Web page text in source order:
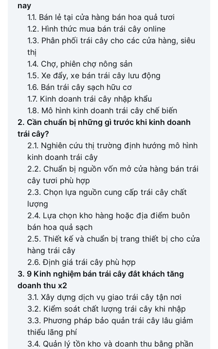
nay
1.1. Bán lẻ tại cửa hàng bán hoa quả tươi
1.2. Hình thức mua bán trái cây online
1.3. Phân phối trái cây cho các cửa hàng, siêu
thị
1.4. Chợ, phiên chợ nông sản
1.5. Xe đẩy, xe bán trái cây lưu động
1.6. Bán trái cây sạch hữu cơ
1.7. Kinh doanh trái cây nhập khẩu
1.8. Mô hình kinh doanh trái cây chế biến
2. Cần chuẩn bị những gì trước khi kinh doanh
trái cây?
2.1. Nghiên cứu thị trường định hướng mô hình
kinh doanh trái cây
2.2. Chuẩn bị nguồn vốn mở cửa hàng bán trái
cây tươi phù hợp
2.3. Chọn lựa nguồn cung cấp trái cây chất
lượng
2.4. Lựa chọn kho hàng hoặc địa điểm buôn
bán hoa quả sạch
2.5. Thiết kế và chuẩn bị trang thiết bị cho cửa
hàng trái cây
2.6. Định giá trái cây phù hợp
3. 9 Kinh nghiệm bán trái cây đắt khách tăng
doanh thu x2
3.1. Xây dựng dịch vụ giao trái cây tận nơi
3.2. Kiểm soát chất lượng trái cây khi nhập
3.3. Phương pháp bảo quản trái cây lâu giảm
thiểu lãng phí
3.4. Quản lý tồn kho và doanh thu bằng phần